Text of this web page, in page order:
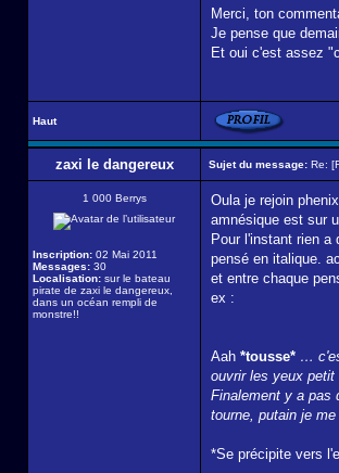
Merci, ton
Je pense que
Et oui c'est assez
Haut
zaxi le dangereux Sujet du message: Re:
1 000 Berrys
Inscription: 02 Mai 2011
Messages: 30
Localisation: sur le bateau
pirate de zaxi le dangereux,
dans un océan rempli de
monstre!!
Oula je rejoin
amnésique est sur
Pour l'instant rien a
pensé en italique.
et entre chaque
ex :
Aah *tousse* …
ouvrir les yeux
Finalement y a pas
tourne, putain je
*Se précipite vers